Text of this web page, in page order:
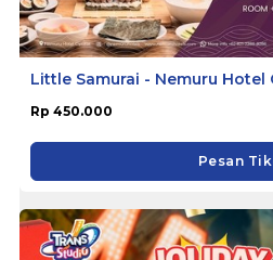
Little Samurai - Nemuru Hotel
Rp 450.000
Pesan